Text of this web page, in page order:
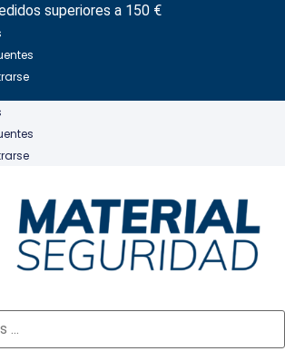
superiores a 150 €